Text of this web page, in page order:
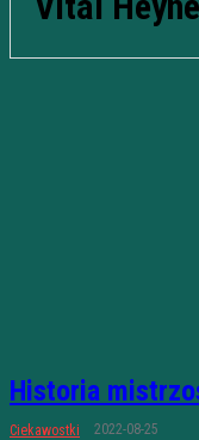
Historia
Ciekawostki 2022-08-25